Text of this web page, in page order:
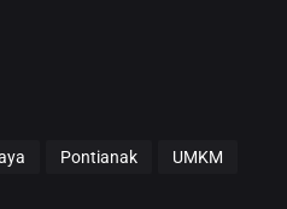
Pontianak UMKM